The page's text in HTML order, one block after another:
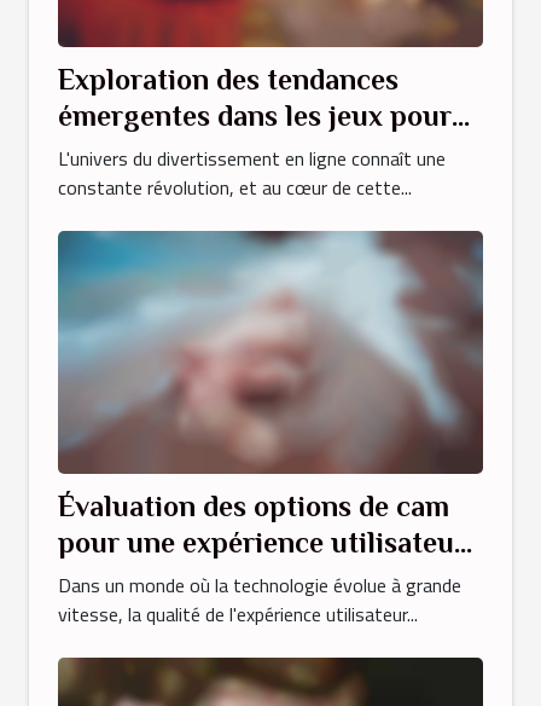
Exploration des tendances
émergentes dans les jeux pour
adultes en ligne
L'univers du divertissement en ligne connaît une
constante révolution, et au cœur de cette...
Évaluation des options de cam
pour une expérience utilisateur
optimale
Dans un monde où la technologie évolue à grande
vitesse, la qualité de l'expérience utilisateur...